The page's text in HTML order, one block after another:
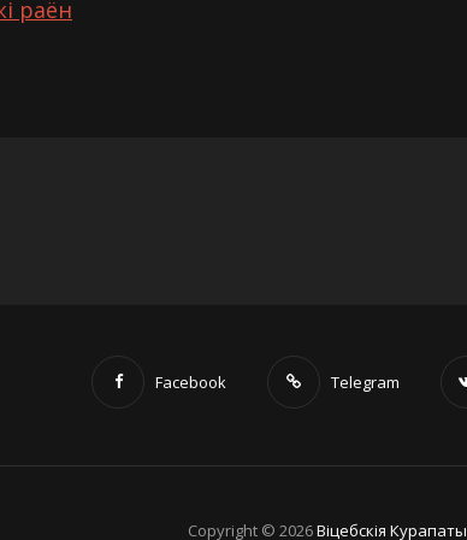
раён
Facebook Telegram
Copyright © 2026Віцебскія Курапаты